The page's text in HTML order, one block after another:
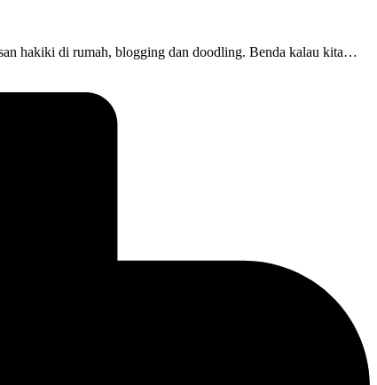
hakiki di rumah, blogging dan doodling. Benda kalau kita…